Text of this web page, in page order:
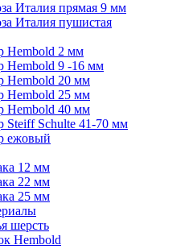
Италия прямая 9 мм
Италия пушистая
Hembold 2 мм
Hembold 9 -16 мм
Hembold 20 мм
Hembold 25 мм
Hembold 40 мм
Steiff Schulte 41-70 мм
ежовый
12 мм
22 мм
25 мм
шерсть
Hembold